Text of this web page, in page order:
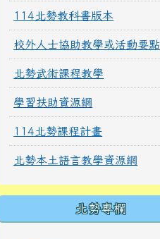
114北勢教科書版本
校外人士協助教學或活動要點
北勢武術課程教學
學習扶助資源網
114北勢課程計畫
北勢本土語言教學資源網
北勢專欄